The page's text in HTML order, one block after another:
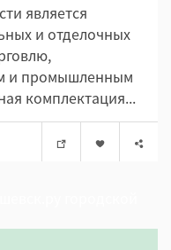
является
и отделочных
и промышленным
комплектация...